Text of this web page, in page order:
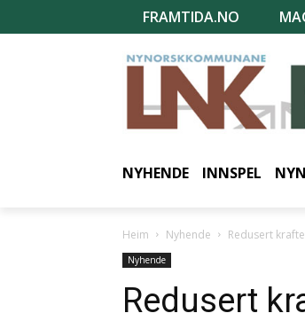
FRAMTIDA.NO
NYHENDE INNSPEL
Heim Nyhende Redusert
Nyhende
Redusert